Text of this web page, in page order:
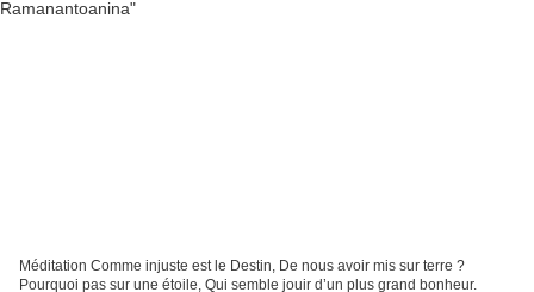
Méditation Comme injuste est le Destin, De nous avoir mis sur terre ?
Pourquoi pas sur une étoile, Qui semble jouir d’un plus grand bonheur.